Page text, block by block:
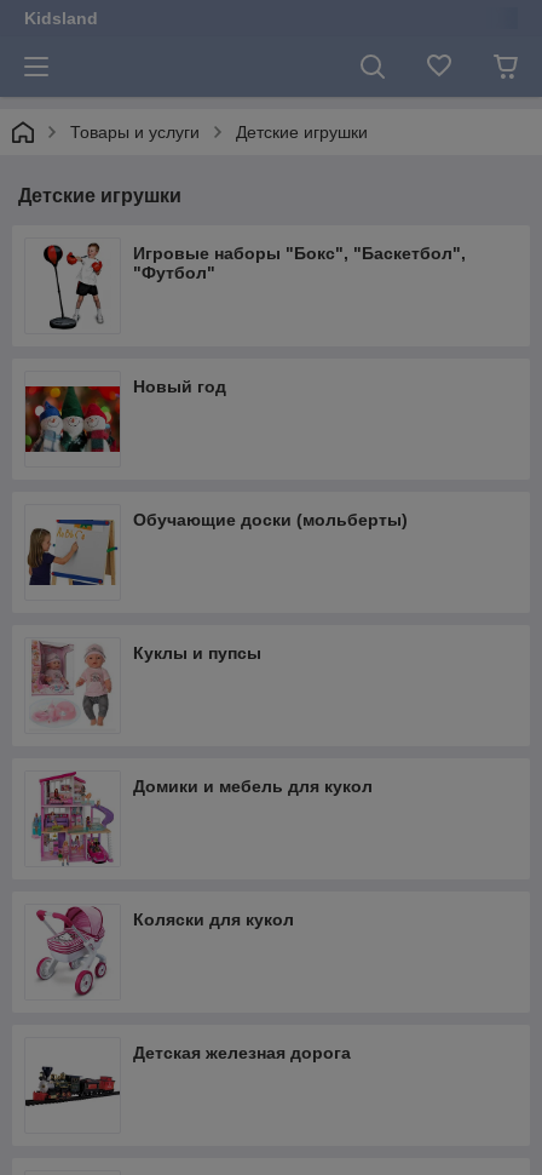
Kidsland
Товары и услуги Детские игрушки
Детские игрушки
Игровые наборы "Бокс", "Баскетбол",
"Футбол"
Новый год
Обучающие доски (мольберты)
Куклы и пупсы
Домики и мебель для кукол
Коляски для кукол
Детская железная дорога